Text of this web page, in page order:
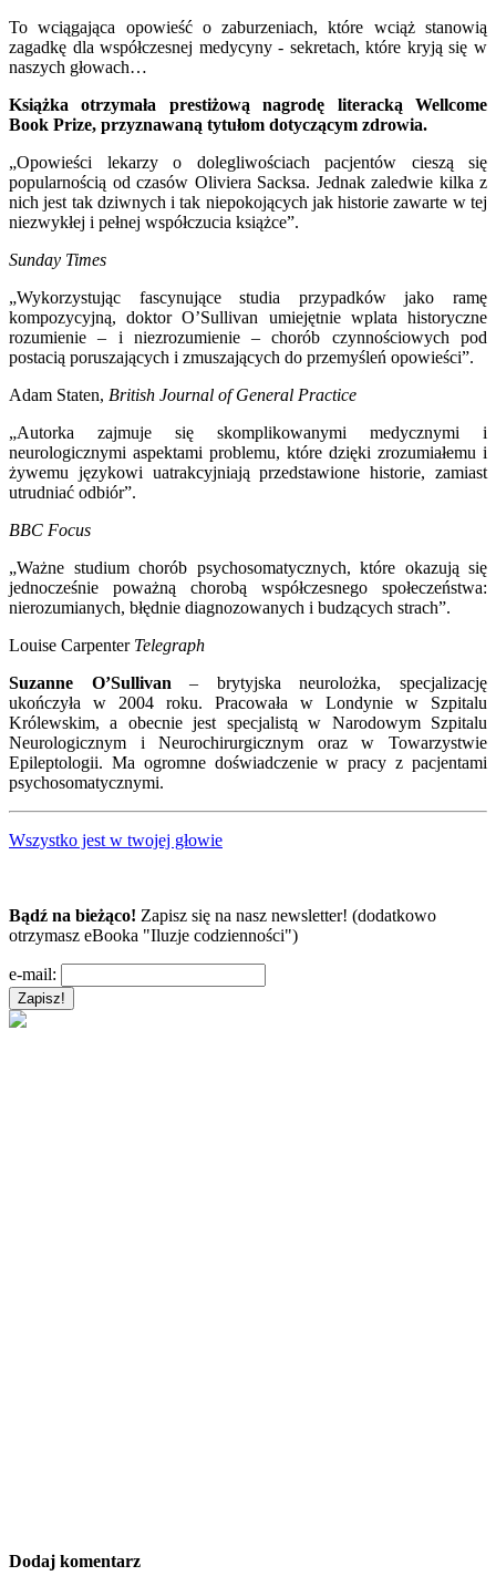
To wciągająca opowieść o zaburzeniach, które wciąż stanowią
zagadkę dla współczesnej medycyny - sekretach, które kryją się w
naszych głowach…
Książka otrzymała prestiżową nagrodę literacką Wellcome
Book Prize, przyznawaną tytułom dotyczącym zdrowia.
„Opowieści lekarzy o dolegliwościach pacjentów cieszą się
popularnością od czasów Oliviera Sacksa. Jednak zaledwie kilka z
nich jest tak dziwnych i tak niepokojących jak historie zawarte w tej
niezwykłej i pełnej współczucia książce”.
Sunday Times
„Wykorzystując fascynujące studia przypadków jako ramę
kompozycyjną, doktor O’Sullivan umiejętnie wplata historyczne
rozumienie – i niezrozumienie – chorób czynnościowych pod
postacią poruszających i zmuszających do przemyśleń opowieści”.
Adam Staten, British Journal of General Practice
„Autorka zajmuje się skomplikowanymi medycznymi i
neurologicznymi aspektami problemu, które dzięki zrozumiałemu i
żywemu językowi uatrakcyjniają przedstawione historie, zamiast
utrudniać odbiór”.
BBC Focus
„Ważne studium chorób psychosomatycznych, które okazują się
jednocześnie poważną chorobą współczesnego społeczeństwa:
nierozumianych, błędnie diagnozowanych i budzących strach”.
Louise Carpenter Telegraph
Suzanne O’Sullivan– brytyjska neurolożka, specjalizację
ukończyła w 2004 roku. Pracowała w Londynie w Szpitalu
Królewskim, a obecnie jest specjalistą w Narodowym Szpitalu
Neurologicznym i Neurochirurgicznym oraz w Towarzystwie
Epileptologii. Ma ogromne doświadczenie w pracy z pacjentami
psychosomatycznymi.
Wszystko jest w twojej głowie
Bądź na bieżąco! Zapisz się na nasz newsletter! (dodatkowo
otrzymasz eBooka "Iluzje codzienności")
e-mail:
Dodaj komentarz